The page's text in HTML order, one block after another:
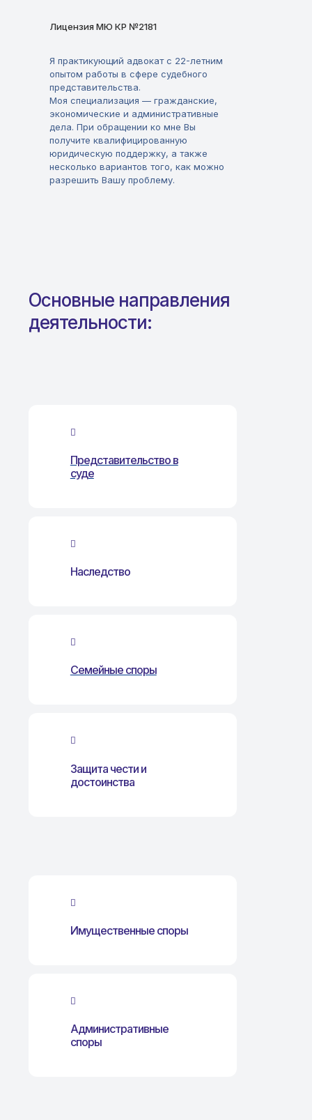
Лицензия МЮ КР №2181
Я практикующий адвокат с 22-летним
опытом работы в сфере судебного
представительства.
Моя специализация — гражданские,
экономические и административные
дела. При обращении ко мне Вы
получите квалифицированную
юридическую поддержку, а также
несколько вариантов того, как можно
разрешить Вашу проблему.
Основные направления
деятельности:
Представительство в
суде
Наследство
Семейные споры
Защита чести и
достоинства
Имущественные споры
Административные
споры